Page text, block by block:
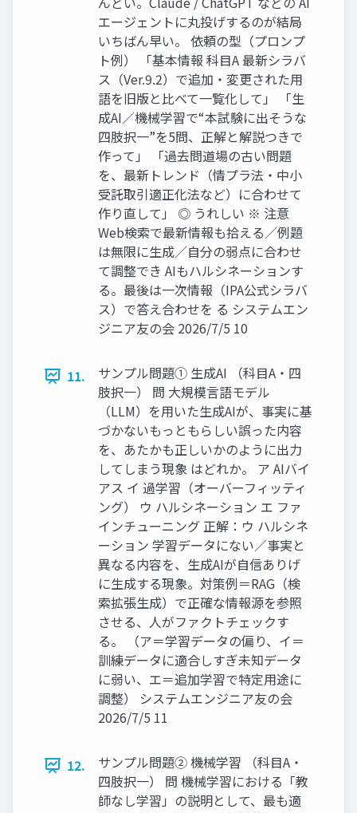
エージェントに丸投げするのが結局
いちばん早い。 依頼の型（プロンプ
ト例） 「基本情報 科目A 最新シラバ
ス（Ver.9.2）で追加・変更された用
語を旧版と比べて一覧化して」 「生
成AI／機械学習で“本試験に出そうな
四肢択一”を5問、正解と解説つきで
作って」 「過去問道場の古い問題
を、最新トレンド（情プラ法・中小
受託取引適正化法など）に合わせて
作り直して」 ◎ うれしい ※ 注意
Web検索で最新情報も拾える／例題
は無限に生成／自分の弱点に合わせ
て調整でき AIもハルシネーションす
る。最後は一次情報（IPA公式シラバ
ス）で答え合わせを る システムエン
ジニア友の会 2026/7/5 10
11.
サンプル問題① 生成AI （科目A・四
肢択一） 問 大規模言語モデル
（LLM）を用いた生成AIが、事実に基
づかないもっともらしい誤った内容
を、あたかも正しいかのように出力
してしまう現象 はどれか。 ア AIバイ
アス イ 過学習（オーバーフィッティ
ング） ウ ハルシネーション エ ファ
インチューニング 正解：ウ ハルシネ
ーション 学習データにない／事実と
異なる内容を、生成AIが自信ありげ
に生成する現象。対策例＝RAG（検
索拡張生成）で正確な情報源を参照
させる、人がファクトチェックす
る。 （ア＝学習データの偏り、イ＝
訓練データに適合しすぎ未知データ
に弱い、エ＝追加学習で特定用途に
調整） システムエンジニア友の会
2026/7/5 11
12.
サンプル問題② 機械学習 （科目A・
四肢択一） 問 機械学習における「教
師なし学習」の説明として、最も適